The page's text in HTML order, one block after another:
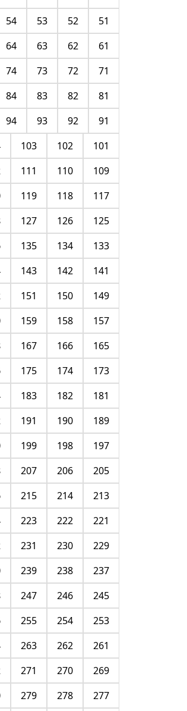
51
52
53
54
61
62
63
64
71
72
73
74
81
82
83
84
91
92
93
94
101
102
103
109
110
111
117
118
119
125
126
127
133
134
135
141
142
143
149
150
151
157
158
159
165
166
167
173
174
175
181
182
183
189
190
191
197
198
199
205
206
207
213
214
215
221
222
223
229
230
231
237
238
239
245
246
247
253
254
255
261
262
263
269
270
271
277
278
279